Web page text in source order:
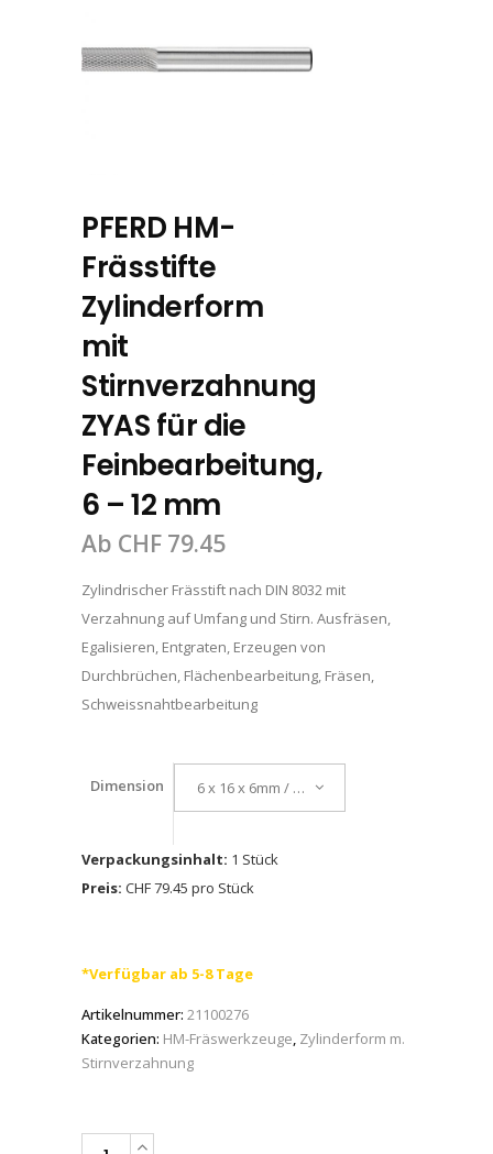
PFERD HM-
Frässtifte
Zylinderform
mit
Stirnverzahnung
ZYAS für die
Feinbearbeitung,
6 – 12 mm
Ab CHF 79.45
Zylindrischer Frässtift nach DIN 8032 mit
Verzahnung auf Umfang und Stirn. Ausfräsen,
Egalisieren, Entgraten, Erzeugen von
Durchbrüchen, Flächenbearbeitung, Fräsen,
Schweissnahtbearbeitung
Dimension 6 x 16 x 6mm / MICRO
Verpackungsinhalt: 1 Stück
Preis: CHF 79.45 pro Stück
*Verfügbar ab 5-8 Tage
Artikelnummer: 21100276
Kategorien: HM-Fräswerkzeuge, Zylinderform m.
Stirnverzahnung
PFERD